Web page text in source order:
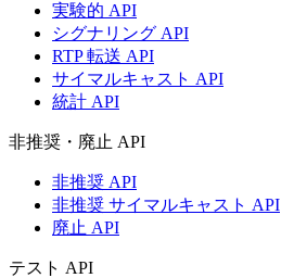
実験的 API
シグナリング API
RTP 転送 API
サイマルキャスト API
統計 API
非推奨・廃止 API
非推奨 API
非推奨 サイマルキャスト API
廃止 API
テスト API